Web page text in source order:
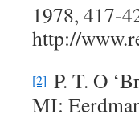
1978, 417-
http://
[2] P. T. O
MI: